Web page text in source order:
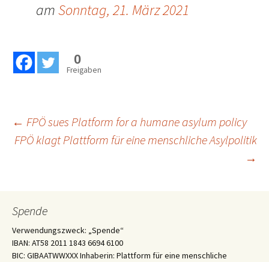
amSonntag, 21. März 2021
0
Freigaben
Beitragsnavigation
← FPÖ sues Platform for a humane asylum policy
FPÖ klagt Plattform für eine menschliche Asylpolitik
→
Spende
Verwendungszweck: „Spende“
IBAN: AT58 2011 1843 6694 6100
BIC: GIBAATWWXXX Inhaberin: Plattform für eine menschliche